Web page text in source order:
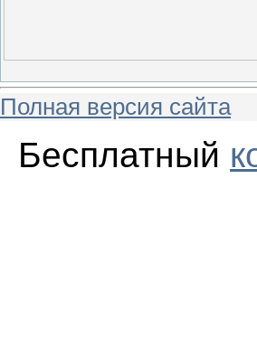
Полная версия сайта
Бесплатный